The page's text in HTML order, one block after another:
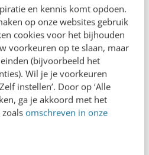
en kennis komt opdoen.
op onze websites gebruik
cookies voor het bijhouden
voorkeuren op te slaan, maar
(bijvoorbeeld het
Wil je je voorkeuren
instellen’. Door op ‘Alle
ga je akkoord met het
omschreven in onze
stijl — zowel in winkels,
Ze verkopen niet
maar ook een
eenvoud en aandacht.
voor user-
selfies van gebruikers
make-up.